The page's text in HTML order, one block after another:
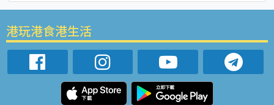
港玩港食港生活